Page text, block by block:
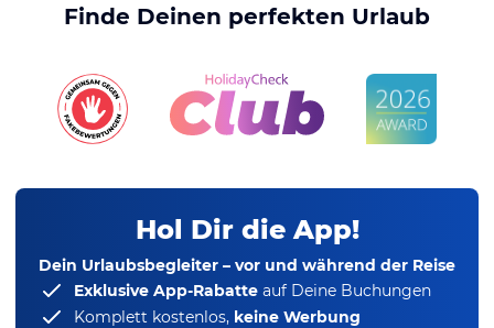
Finde Deinen perfekten Urlaub
Hol Dir die App!
Dein Urlaubsbegleiter – vor und während der Reise
Exklusive App-Rabatte auf Deine Buchungen
Komplett kostenlos, keine Werbung